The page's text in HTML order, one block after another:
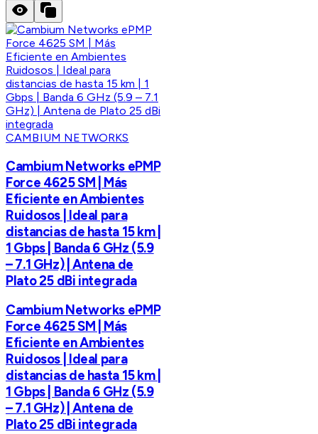
CAMBIUM NETWORKS
Cambium Networks ePMP
Force 4625 SM | Más
Eficiente en Ambientes
Ruidosos | Ideal para
distancias de hasta 15 km |
1 Gbps | Banda 6 GHz (5.9
– 7.1 GHz) | Antena de
Plato 25 dBi integrada
Cambium Networks ePMP
Force 4625 SM | Más
Eficiente en Ambientes
Ruidosos | Ideal para
distancias de hasta 15 km |
1 Gbps | Banda 6 GHz (5.9
– 7.1 GHz) | Antena de
Plato 25 dBi integrada